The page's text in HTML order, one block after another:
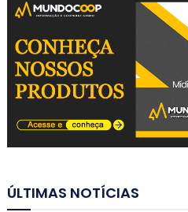
ÚLTIMAS NOTÍCIAS